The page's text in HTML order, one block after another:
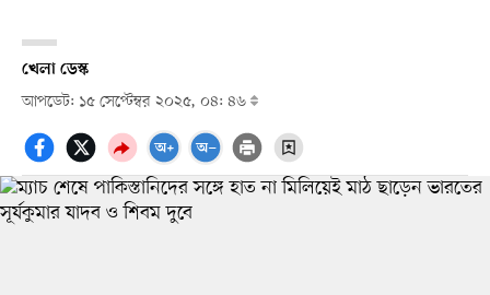
খেলা ডেস্ক
আপডেট: ১৫ সেপ্টেম্বর ২০২৫, ০৪: ৪৬